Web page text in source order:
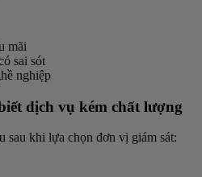
mãi
sai sót
nghiệp
dịch vụ kém chất lượng
sau khi lựa chọn đơn vị giám sát: